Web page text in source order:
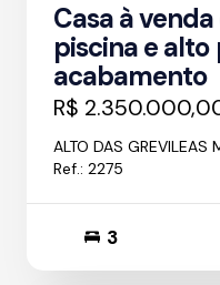
Casa à
piscina e
acabamento
R$
ALTO DAS GREVILEAS
Ref.: 2275
3